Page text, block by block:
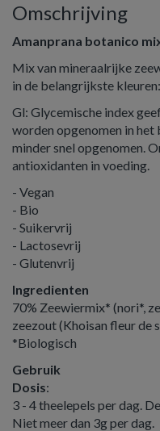
Omschrijving
Amanprana botanico
Mix van mineraalrijke
in de belangrijkste
Gl: Glycemische index
worden opgenomen in het
minder snel opgenomen.
antioxidanten in voeding.
- Vegan
- Bio
- Suikervrij
- Lactosevrij
- Glutenvrij
Ingredienten
70% Zeewiermix* (nori*,
zeezout (Khoisan fleur de
*Biologisch
Gebruik
Dosis:
3 - 4 theelepels per dag.
Niet meer dan 3g per dag.